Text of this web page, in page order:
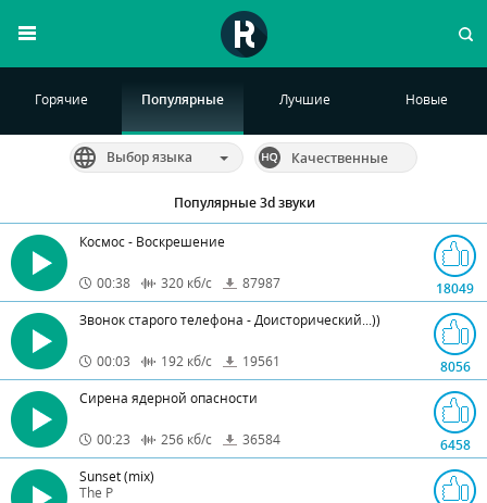
Горячие Популярные Лучшие Новые
Выбор языка Качественные
Популярные 3d звуки
Космос - Воскрешение
00:38 320 кб/с 87987
18049
Звонок старого телефона - Доисторический...))
00:03 192 кб/с 19561
8056
Сирена ядерной опасности
00:23 256 кб/с 36584
6458
Sunset (mix)
The P